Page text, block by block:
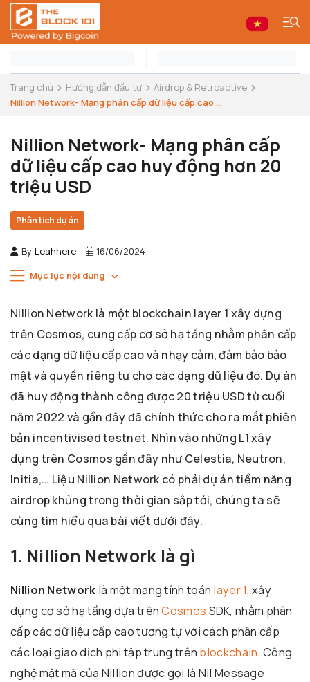
Trang chủ Hướng dẫn đầu tư
Airdrop & Retroactive
Nillion Network- Mạng phân cấp dữ liệu cấp cao ...
Nillion Network- Mạng phân cấp
dữ liệu cấp cao huy động hơn 20
triệu USD
Phân tích dự án
By Leahhere 16/06/2024
Mục lục nội dung
Nillion Network là một blockchain layer 1 xây dựng
trên Cosmos, cung cấp cơ sở hạ tầng nhằm phân cấp
các dạng dữ liệu cấp cao và nhạy cảm, đảm bảo bảo
mật và quyền riêng tư cho các dạng dữ liệu đó. Dự án
đã huy động thành công được 20 triệu USD từ cuối
năm 2022 và gần đây đã chính thức cho ra mắt phiên
bản incentivised testnet. Nhìn vào những L1 xây
dựng trên Cosmos gần đây như Celestia, Neutron,
Initia,… Liệu Nillion Network có phải dự án tiềm năng
airdrop khủng trong thời gian sắp tới, chúng ta sẽ
cùng tìm hiểu qua bài viết dưới đây.
1. Nillion Network là gì
Nillion Network là một mạng tính toán layer 1, xây
dựng cơ sở hạ tầng dựa trênCosmos SDK, nhằm phân
cấp các dữ liệu cấp cao tương tự với cách phân cấp
các loại giao dịch phi tập trung trên blockchain. Công
nghệ mật mã của Nillion được gọi là Nil Message